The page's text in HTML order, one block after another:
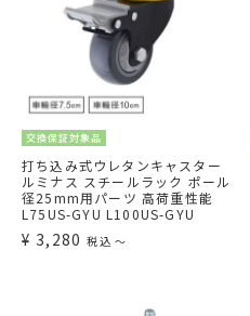
交換保証対象品
打ち込み式ウレタンキャスター
ルミナス スチールラック ポール
径25mm用パーツ 高荷重性能
L75US-GYU L100US-GYU
¥ 3,280 税込 〜